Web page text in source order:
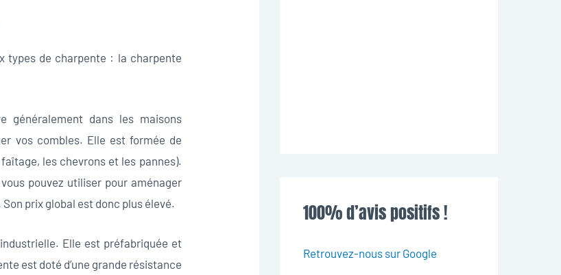
types de charpente : la charpente
généralement dans les maisons
vos combles. Elle est formée de
les chevrons et les pannes).
pouvez utiliser pour aménager
prix global est donc plus élevé.
Elle est préfabriquée et
est doté d’une grande résistance
100% d’avis positifs !
Retrouvez-nous sur Google